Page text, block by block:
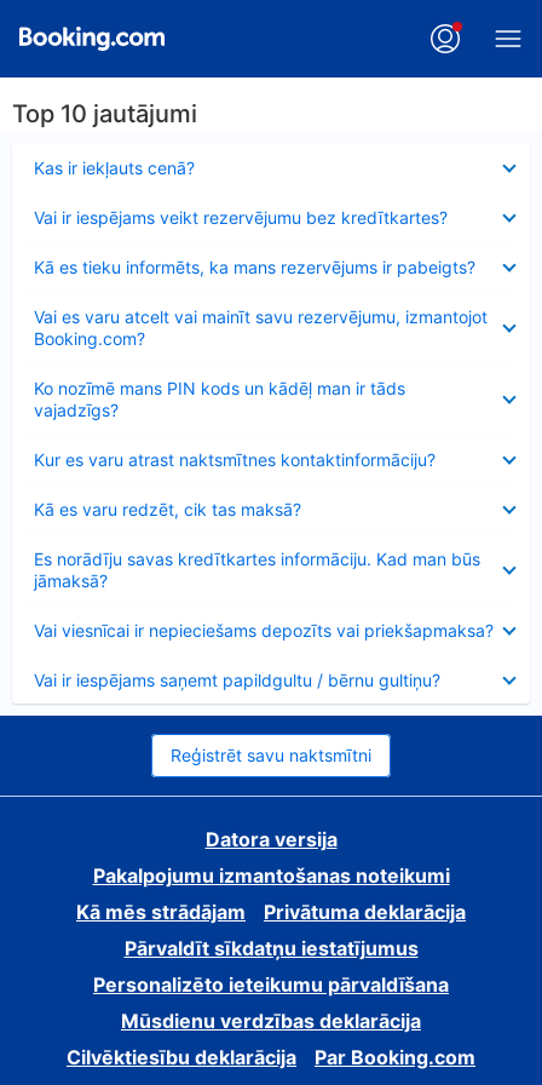
Top 10 jautājumi
Kas ir iekļauts cenā?
Vai ir iespējams veikt rezervējumu bez kredītkartes?
Kā es tieku informēts, ka mans rezervējums ir pabeigts?
Vai es varu atcelt vai mainīt savu rezervējumu, izmantojot
Booking.com?
Ko nozīmē mans PIN kods un kādēļ man ir tāds
vajadzīgs?
Kur es varu atrast naktsmītnes kontaktinformāciju?
Kā es varu redzēt, cik tas maksā?
Es norādīju savas kredītkartes informāciju. Kad man būs
jāmaksā?
Vai viesnīcai ir nepieciešams depozīts vai priekšapmaksa?
Vai ir iespējams saņemt papildgultu / bērnu gultiņu?
Reģistrēt savu naktsmītni
Datora versija
Pakalpojumu izmantošanas noteikumi
Kā mēs strādājam
Privātuma deklarācija
Pārvaldīt sīkdatņu iestatījumus
Personalizēto ieteikumu pārvaldīšana
Mūsdienu verdzības deklarācija
Cilvēktiesību deklarācija
Par Booking.com